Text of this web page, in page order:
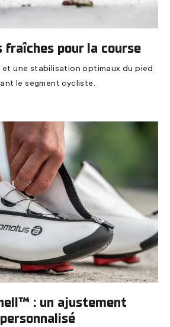
fraîches pour la course
et une stabilisation optimaux du pied
le segment cycliste.
: un ajustement
personnalisé